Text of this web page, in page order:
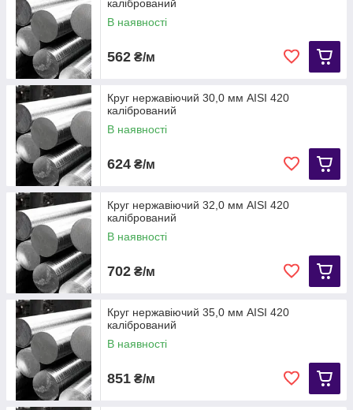
калібрований
В наявності
562 ₴/м
Круг нержавіючий 30,0 мм АІЅІ 420
калібрований
В наявності
624 ₴/м
Круг нержавіючий 32,0 мм АІЅІ 420
калібрований
В наявності
702 ₴/м
Круг нержавіючий 35,0 мм АІЅІ 420
калібрований
В наявності
851 ₴/м